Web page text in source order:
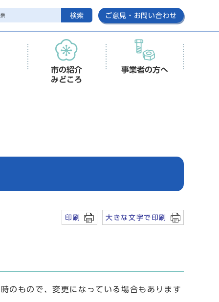
検索 ご意見・お問い合わせ
市の紹介
みどころ
事業者の方へ
印刷 大きな文字で印刷
のもので、変更になっている場合もあります